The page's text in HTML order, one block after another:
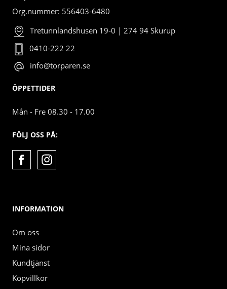
Org.nummer: 556403-6480
Tretunnlandshusen 19-0 | 274 94 Skurup
0410-222 22
info@torparen.se
ÖPPETTIDER
Mån - Fre 08.30 - 17.00
FÖLJ OSS PÅ:
INFORMATION
Om oss
Mina sidor
Kundtjänst
Köpvillkor